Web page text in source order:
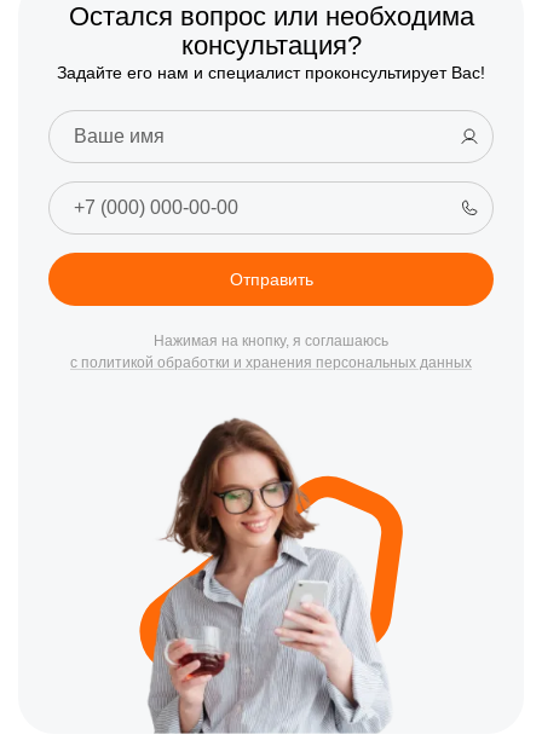
Остался вопрос или необходима
консультация?
Задайте его нам и специалист проконсультирует Вас!
Отправить
Нажимая на кнопку, я соглашаюсь
с политикой обработки и хранения персональных данных